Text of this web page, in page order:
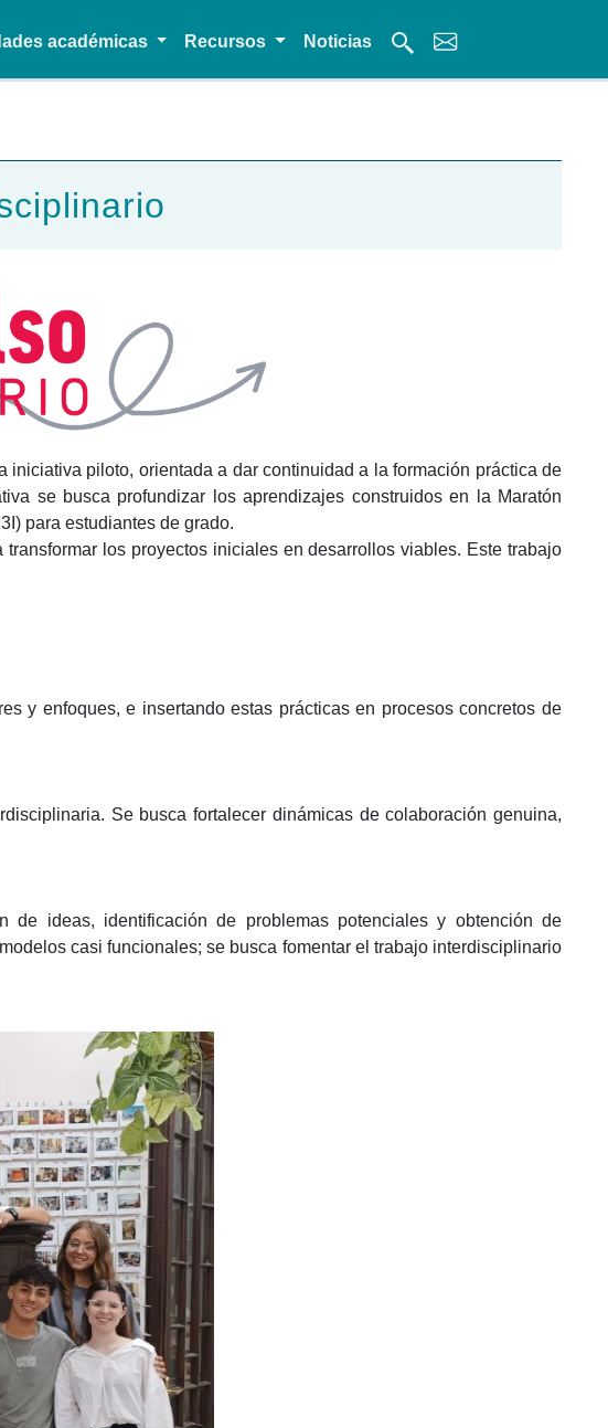
académicas Recursos Noticias
piloto, orientada a dar continuidad a la formación práctica de
se busca profundizar los aprendizajes construidos en la Maratón
para estudiantes de grado.
los proyectos iniciales en desarrollos viables. Este trabajo
y enfoques, e insertando estas prácticas en procesos concretos de
Se busca fortalecer dinámicas de colaboración genuina,
ideas, identificación de problemas potenciales y obtención de
casi funcionales; se busca fomentar el trabajo interdisciplinario